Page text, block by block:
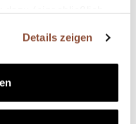
—
Details zeigen